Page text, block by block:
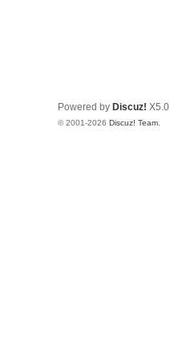
Powered by Discuz! X5.0
© 2001-2026 Discuz! Team